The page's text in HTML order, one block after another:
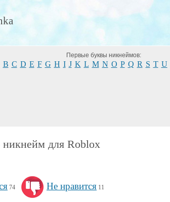
Первые буквы никнеймов:
B C D E F G H I J K L M N O P Q R S T U
никнейм для Roblox
74 Не нравится 11